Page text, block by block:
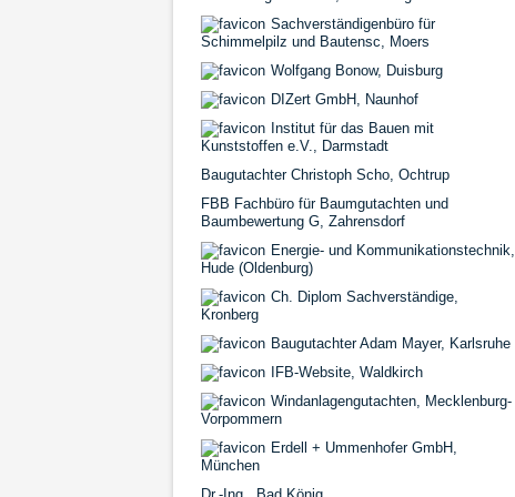
Sachverständigenbüro für
Schimmelpilz und Bautensc, Moers
Wolfgang Bonow, Duisburg
DIZert GmbH, Naunhof
Institut für das Bauen mit
Kunststoffen e.V., Darmstadt
Baugutachter Christoph Scho, Ochtrup
FBB Fachbüro für Baumgutachten und
Baumbewertung G, Zahrensdorf
Energie- und Kommunikationstechnik,
Hude (Oldenburg)
Ch. Diplom Sachverständige,
Kronberg
Baugutachter Adam Mayer, Karlsruhe
IFB-Website, Waldkirch
Windanlagengutachten, Mecklenburg-
Vorpommern
Erdell + Ummenhofer GmbH,
München